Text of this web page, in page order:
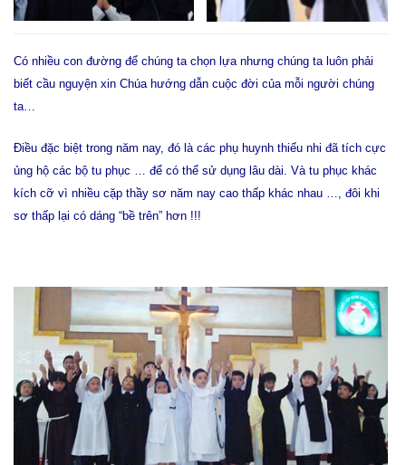
Có nhiều con đường để chúng ta chọn lựa nhưng chúng ta luôn phải
biết cầu nguyện xin Chúa hướng dẫn cuộc đời của mỗi người chúng
ta…
Điều đặc biệt trong năm nay, đó là các phụ huynh thiếu nhi đã tích cực
ủng hộ các bộ tu phục … để có thể sử dụng lâu dài. Và tu phục khác
kích cỡ vì nhiều cặp thầy sơ năm nay cao thấp khác nhau …, đôi khi
sơ thấp lại có dáng “bề trên” hơn !!!